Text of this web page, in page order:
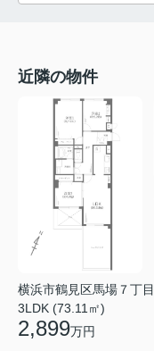
近隣の物件
横浜市鶴見区馬場７丁目
3LDK (73.11㎡)
2,899万円